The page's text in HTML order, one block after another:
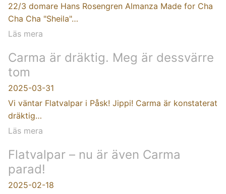
22/3 domare Hans Rosengren Almanza Made for Cha
Cha Cha "Sheila"…
Läs mera
Carma är dräktig. Meg är dessvärre
tom
2025-03-31
Vi väntar Flatvalpar i Påsk! Jippi! Carma är konstaterat
dräktig…
Läs mera
Flatvalpar – nu är även Carma
parad!
2025-02-18